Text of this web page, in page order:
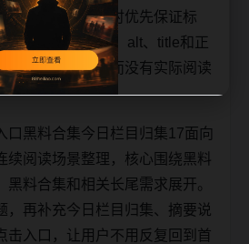
内容。每日更新时优先保证标
、主题图、alt、title和正
避免只替换词语而没有实际阅读
口黑料合集今日栏目归集17面向
续阅读场景整理，核心围绕黑料
黑料合集和相关长尾需求展开。
，再补充今日栏目归集、摘要说
击入口，让用户不用反复回到首